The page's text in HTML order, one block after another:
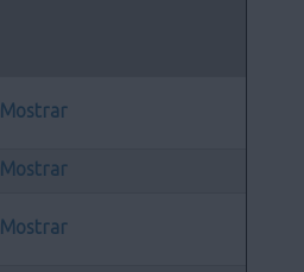
Mostrar
Mostrar
Mostrar